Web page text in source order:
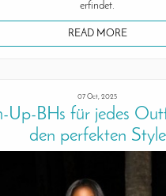
erfindet.
READ MORE
07 Oct, 2025
Up-BHs für jedes
den perfekten Style